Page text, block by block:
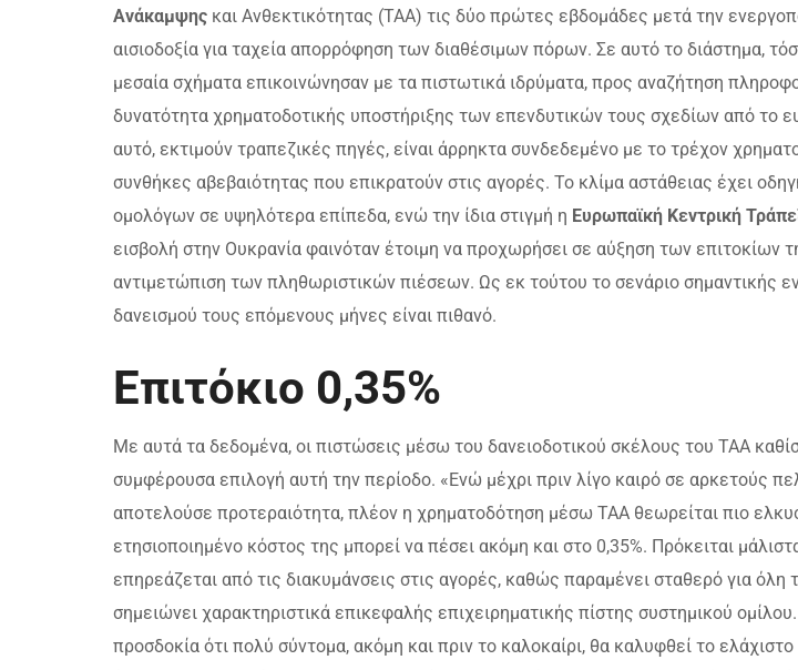
Ανάκαμψης και Ανθεκτικότητας (ΤΑΑ) τις δύο πρώτες εβδομάδες μετά την
αισιοδοξία για ταχεία απορρόφηση των διαθέσιμων πόρων. Σε αυτό το διάστημα,
μεσαία σχήματα επικοινώνησαν με τα πιστωτικά ιδρύματα, προς αναζήτηση
δυνατότητα χρηματοδοτικής υποστήριξης των επενδυτικών τους σχεδίων από το
αυτό, εκτιμούν τραπεζικές πηγές, είναι άρρηκτα συνδεδεμένο με το τρέχον
συνθήκες αβεβαιότητας που επικρατούν στις αγορές. Το κλίμα αστάθειας έχει
ομολόγων σε υψηλότερα επίπεδα, ενώ την ίδια στιγμή η Ευρωπαϊκή Κεντρική
εισβολή στην Ουκρανία φαινόταν έτοιμη να προχωρήσει σε αύξηση των επιτοκίων
αντιμετώπιση των πληθωριστικών πιέσεων. Ως εκ τούτου το σενάριο σημαντικής
δανεισμού τους επόμενους μήνες είναι πιθανό.
Επιτόκιο 0,35%
Με αυτά τα δεδομένα, οι πιστώσεις μέσω του δανειοδοτικού σκέλους του ΤΑΑ
συμφέρουσα επιλογή αυτή την περίοδο. «Ενώ μέχρι πριν λίγο καιρό σε αρκετούς
αποτελούσε προτεραιότητα, πλέον η χρηματοδότηση μέσω ΤΑΑ θεωρείται πιο
ετησιοποιημένο κόστος της μπορεί να πέσει ακόμη και στο 0,35%. Πρόκειται
επηρεάζεται από τις διακυμάνσεις στις αγορές, καθώς παραμένει σταθερό για
σημειώνει χαρακτηριστικά επικεφαλής επιχειρηματικής πίστης συστημικού
προσδοκία ότι πολύ σύντομα, ακόμη και πριν το καλοκαίρι, θα καλυφθεί το